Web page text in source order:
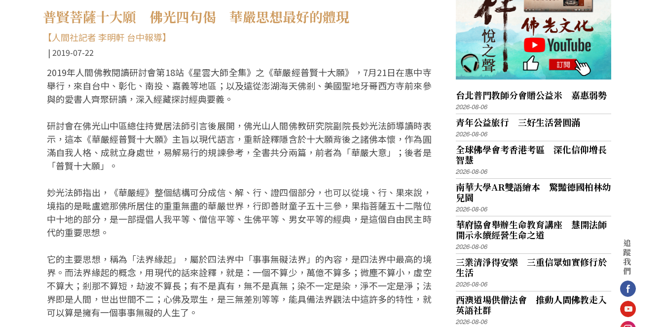
普賢菩薩十大願 佛光四句偈 華嚴思想最好的體現
【人間社記者 李明軒 台中報導】
2019-07-22
2019年人間佛教閱讀研討會第18站《星雲大師全集》之《華嚴經普賢十大願》，7月21日在惠中寺
舉行，來自台中、彰化、南投、嘉義等地區；以及遠從澎湖海天佛剎、美國聖地牙哥西方寺前來參
與的愛書人齊聚研讀，深入經藏探討經典要義。
研討會在佛光山中區總住持覺居法師引言後展開，佛光山人間佛教研究院副院長妙光法師導讀時表
示，這本《華嚴經普賢十大願》主旨以現代語言，重新詮釋隱含於十大願背後之諸佛本懷，作為圓
滿自我人格、成就立身處世，易解易行的規諫參考，全書共分兩篇，前者為「華嚴大意」；後者是
「普賢十大願」。
妙光法師指出，《華嚴經》整個結構可分成信、解、行、證四個部分，也可以從境、行、果來說，
境指的是毗盧遮那佛所居住的重重無盡的華嚴世界，行即善財童子五十三參，果指菩薩五十二階位
中十地的部分，是一部提倡人我平等、僧信平等、生佛平等、男女平等的經典，是這個自由民主時
代的重要思想。
它的主要思想，稱為「法界緣起」，屬於四法界中「事事無礙法界」的內容，是四法界中最高的境
界。而法界緣起的概念，用現代的話來詮釋，就是：一個不算少，萬億不算多；微塵不算小，虛空
不算大；剎那不算短，劫波不算長；有不是真有，無不是真無；染不一定是染，淨不一定是淨；法
界即是人間，世出世間不二；心佛及眾生，是三無差別等等，能具備法界觀法中這許多的特性，就
可以算是擁有一個事事無礙的人生了。
台北普門教師分會贈公益米 嘉惠弱勢
2026-08-06
青年公益旅行 三好生活營圓滿
2026-08-06
全球佛學會考香港考區 深化信仰增長
智慧
2026-08-06
南華大學AR雙語繪本 驚豔德國柏林幼
兒園
2026-08-06
華府協會舉辦生命教育講座 慧開法師
開示永續經營生命之道
2026-08-06
三業清淨得安樂 三重信眾如實修行於
生活
2026-08-06
西澳道場供僧法會 推動人間佛教走入
英語社群
2026-08-06
追
蹤
我
們